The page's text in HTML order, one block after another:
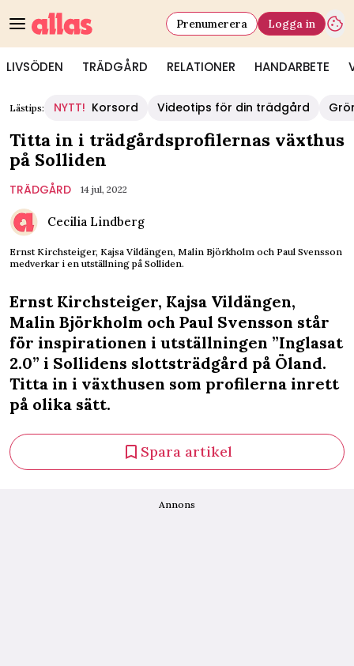
LIVSÖDEN TRÄDGÅRD RELATIONER HANDARBETE
Prenumerera Logga in
Lästips: NYTT! Korsord Videotips för din trädgård
Titta in i trädgårdsprofilernas växthus
på Solliden
TRÄDGÅRD 14 jul, 2022
Cecilia Lindberg
Ernst Kirchsteiger, Kajsa Vildängen, Malin Björkholm och Paul Svensson
medverkar i en utställning på Solliden.
Ernst Kirchsteiger, Kajsa Vildängen,
Malin Björkholm och Paul Svensson står
för inspirationen i utställningen ”Inglasat
2.0” i Sollidens slottsträdgård på Öland.
Titta in i växthusen som profilerna inrett
på olika sätt.
Spara artikel
Annons